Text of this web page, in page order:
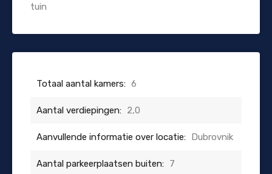
tuin
Totaal aantal kamers: 6
Aantal verdiepingen: 2,0
Aanvullende informatie over locatie: Dubrovnik
Aantal parkeerplaatsen buiten: 7